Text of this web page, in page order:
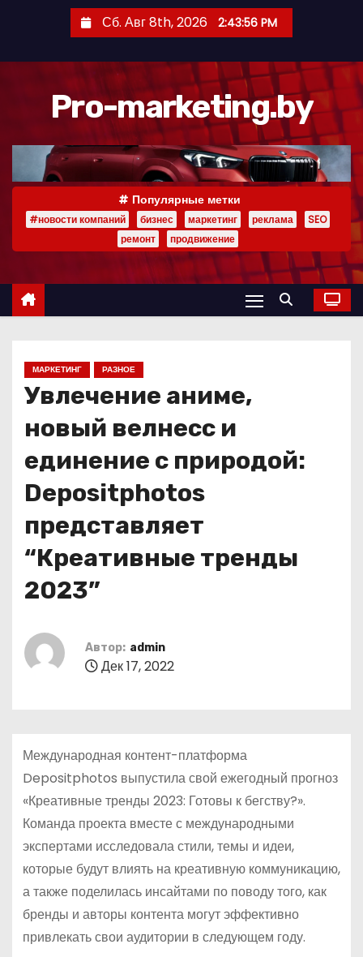
р
Сб. Авг 8th, 2026 2:43:59 PM
Pro-marketing.by
Популярные метки
#новости компаний бизнес маркетинг реклама
SEO
ремонт
продвижение
МАРКЕТИНГ РАЗНОЕ
Увлечение аниме,
новый велнесс и
единение с природой:
Depositphotos
представляет
“Креативные тренды
2023”
Автор: admin
Дек 17, 2022
Международная контент-платформа
Depositphotos выпустила свой ежегодный прогноз
«Креативные тренды 2023: Готовы к бегству?».
Команда проекта вместе с международными
экспертами исследовала стили, темы и идеи,
которые будут влиять на креативную коммуникацию,
а также поделилась инсайтами по поводу того, как
бренды и авторы контента могут эффективно
привлекать свои аудитории в следующем году.